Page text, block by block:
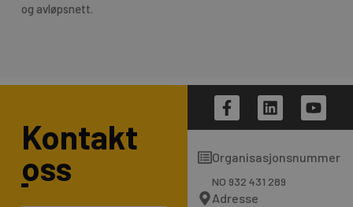
og avløpsnett.
Kontakt
oss
F
a
c
b
o
o
L
i
n
k
e
d
Y
o
u
u
Organisasjonsnummer
NO 932 431 289
Adresse